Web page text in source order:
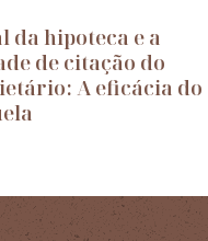
da hipoteca e a
de citação do
A eficácia do